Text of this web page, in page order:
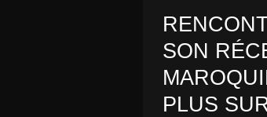
SON
PLUS